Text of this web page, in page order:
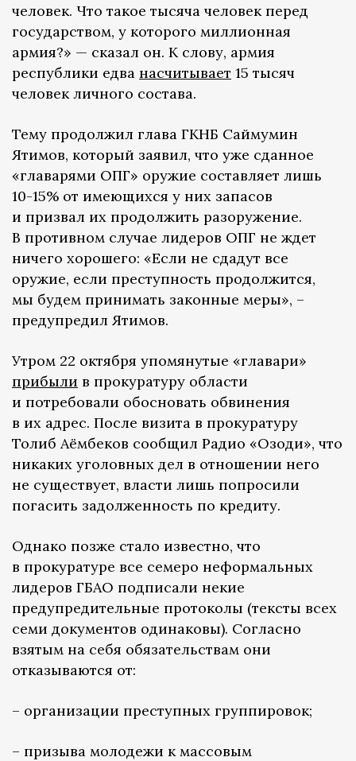
человек. Что такое тысяча человек перед
государством, у которого миллионная
армия?» — сказал он. К слову, армия
республики едва насчитывает 15 тысяч
человек личного состава.
Тему продолжил глава ГКНБ Саймумин
Ятимов, который заявил, что уже сданное
«главарями ОПГ» оружие составляет лишь
10-15% от имеющихся у них запасов
и призвал их продолжить разоружение.
В противном случае лидеров ОПГ не ждет
ничего хорошего: «Если не сдадут все
оружие, если преступность продолжится,
мы будем принимать законные меры», –
предупредил Ятимов.
Утром 22 октября упомянутые «главари»
прибыли в прокуратуру области
и потребовали обосновать обвинения
в их адрес. После визита в прокуратуру
Толиб Аёмбеков сообщил Радио «Озоди», что
никаких уголовных дел в отношении него
не существует, власти лишь попросили
погасить задолженность по кредиту.
Однако позже стало известно, что
в прокуратуре все семеро неформальных
лидеров ГБАО подписали некие
предупредительные протоколы (тексты всех
семи документов одинаковы). Согласно
взятым на себя обязательствам они
отказываются от:
– организации преступных группировок;
– призыва молодежи к массовым